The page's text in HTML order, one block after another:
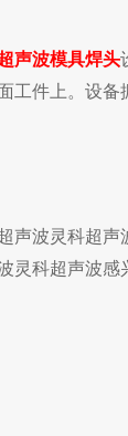
声波模具焊头
工件上。设
声波灵科超
灵科超声波感